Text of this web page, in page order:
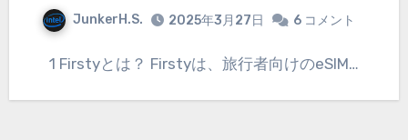
JunkerH.S. 2025年3月27日 6 コメント
1 Firstyとは？ Firstyは、旅行者向けのeSIM…